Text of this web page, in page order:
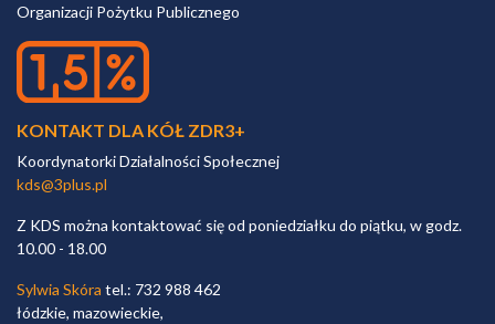
Organizacji Pożytku Publicznego
KONTAKT DLA KÓŁ ZDR3+
Koordynatorki Działalności Społecznej
kds@3plus.pl
Z KDS można kontaktować się od poniedziałku do piątku, w godz.
10.00 - 18.00
Sylwia Skóra tel.: 732 988 462
łódzkie, mazowieckie,